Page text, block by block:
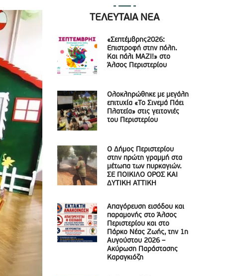
ΤΕΛΕΥΤΑΙΑ ΝΕΑ
«Σεπτέμβρης2026:
Επιστροφή στην πόλη.
Και πάλι ΜΑΖΙ!» στο
Άλσος Περιστερίου
Ολοκληρώθηκε με μεγάλη
επιτυχία «Το Σινεμά Πάει
Πλατεία» στις γειτονιές
του Περιστερίου
Ο Δήμος Περιστερίου
στην πρώτη γραμμή στα
μέτωπα των πυρκαγιών.
ΣΕ ΠΟΙΚΙΛΟ ΟΡΟΣ ΚΑΙ
ΔΥΤΙΚΗ ΑΤΤΙΚΗ
Απαγόρευση εισόδου και
παραμονής στο Άλσος
Περιστερίου και στο
Πάρκο Νέας Ζωής, την 1η
Αυγούστου 2026 –
Ακύρωση Παράστασης
Καραγκιόζη